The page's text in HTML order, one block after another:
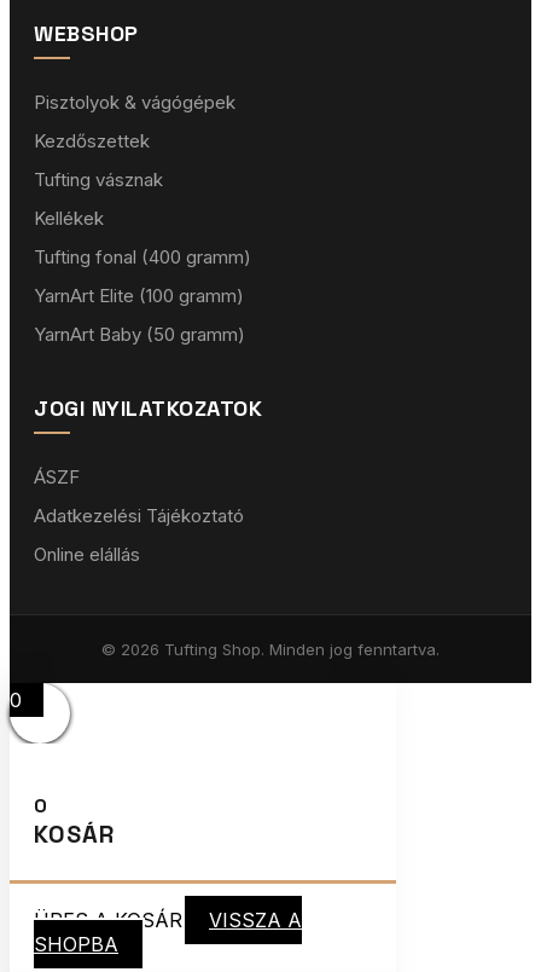
WEBSHOP
Pisztolyok & vágógépek
Kezdőszettek
Tufting vásznak
Kellékek
Tufting fonal (400 gramm)
YarnArt Elite (100 gramm)
YarnArt Baby (50 gramm)
JOGI NYILATKOZATOK
ÁSZF
Adatkezelési Tájékoztató
Online elállás
© 2026 Tufting Shop. Minden jog fenntartva.
0
0
KOSÁR
ÜRES A KOSÁR
VISSZA A
SHOPBA